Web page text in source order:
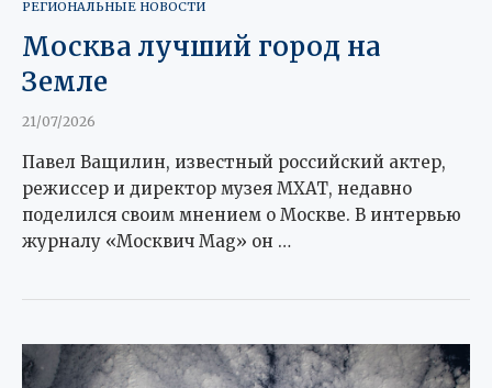
РЕГИОНАЛЬНЫЕ НОВОСТИ
Москва лучший город на
Земле
21/07/2026
Павел Ващилин, известный российский актер,
режиссер и директор музея МХАТ, недавно
поделился своим мнением о Москве. В интервью
журналу «Москвич Mag» он …